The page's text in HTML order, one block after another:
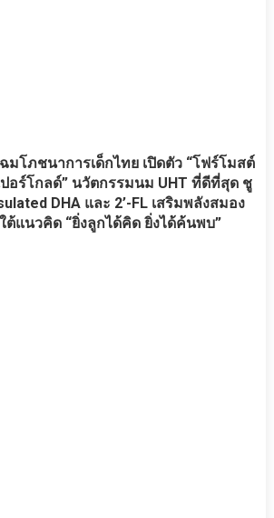
มโภชนาการเด็กไทย เปิดตัว “โฟร์โมสต์
อร์โกลด์” นวัตกรรมนม UHT ที่ดีที่สุด ชู
DHA และ 2’-FL เสริมพลังสมอง
แนวคิด “ยิ่งลูกได้คิด ยิ่งได้ค้นพบ”